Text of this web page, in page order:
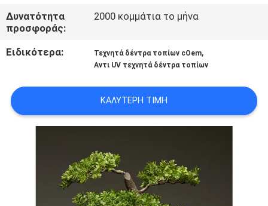
ΜΑΖΊ
ΜΑΣ
ΥΠΟΘΈΣΕΙΣ
ΠΡΟΣΦΟΡΆ
Δυνατότητα
προσφοράς:
2000 κομμάτια το μήνα
Ειδικότερα: Τεχνητά δέντρα τοπίων cOem,
Αντι UV τεχνητά δέντρα τοπίων
ΚΑΛΎΤΕΡΗ ΤΙΜΉ